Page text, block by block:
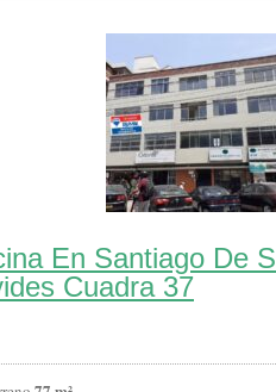
En Santiago De
Cuadra 37